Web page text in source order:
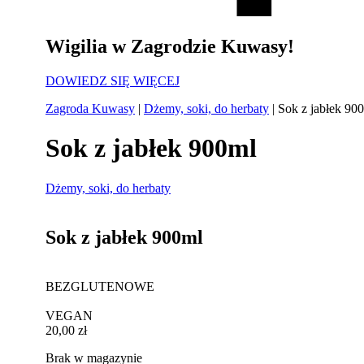
Wigilia w Zagrodzie Kuwasy!
DOWIEDZ SIĘ WIĘCEJ
Zagroda Kuwasy | Dżemy, soki, do herbaty | Sok z jabłek
Sok z jabłek 900ml
Dżemy, soki, do herbaty
Sok z jabłek 900ml
BEZGLUTENOWE
VEGAN
20,00 zł
Brak w magazynie